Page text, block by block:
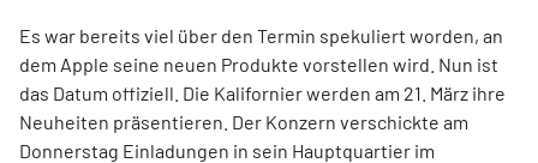
Es war bereits viel über den Termin spekuliert worden, an
dem Apple seine neuen Produkte vorstellen wird. Nun ist
das Datum offiziell. Die Kalifornier werden am 21. März ihre
Neuheiten präsentieren. Der Konzern verschickte am
Donnerstag Einladungen in sein Hauptquartier im